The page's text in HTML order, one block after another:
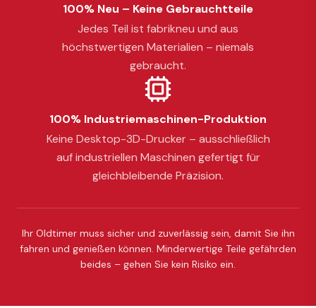
100% Neu – Keine Gebrauchtteile
Jedes Teil ist fabrikneu und aus
höchstwertigen Materialien – niemals
gebraucht.
100% Industriemaschinen-Produktion
Keine Desktop-3D-Drucker – ausschließlich
auf industriellen Maschinen gefertigt für
gleichbleibende Präzision.
Ihr Oldtimer muss sicher und zuverlässig sein, damit Sie ihn
fahren und genießen können. Minderwertige Teile gefährden
beides – gehen Sie kein Risiko ein.